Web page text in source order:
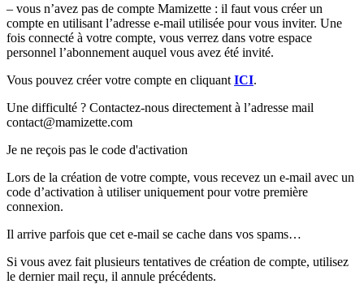
– vous n’avez pas de compte Mamizette : il faut vous créer un
compte en utilisant l’adresse e-mail utilisée pour vous inviter. Une
fois connecté à votre compte, vous verrez dans votre espace
personnel l’abonnement auquel vous avez été invité.
Vous pouvez créer votre compte en cliquant ICI.
Une difficulté ? Contactez-nous directement à l’adresse mail
contact@mamizette.com
Je ne reçois pas le code d'activation
Lors de la création de votre compte, vous recevez un e-mail avec un
code d’activation à utiliser uniquement pour votre première
connexion.
Il arrive parfois que cet e-mail se cache dans vos spams…
Si vous avez fait plusieurs tentatives de création de compte, utilisez
le dernier mail reçu, il annule précédents.